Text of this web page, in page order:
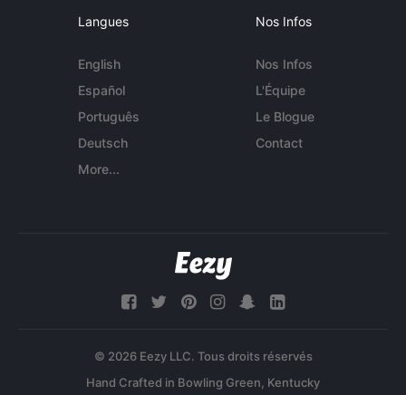
Langues
English
Español
Português
Deutsch
More...
Nos Infos
Nos Infos
L'Équipe
Le Blogue
Contact
© 2026 Eezy LLC. Tous droits réservés